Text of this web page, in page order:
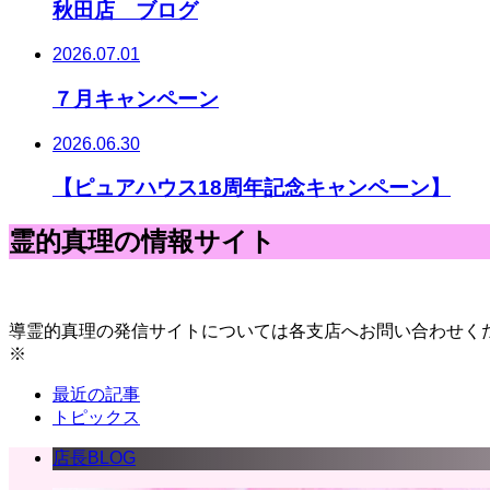
秋田店 ブログ
2026.07.01
７月キャンペーン
2026.06.30
【ピュアハウス18周年記念キャンペーン】
霊的真理の情報サイト
導霊的真理の発信サイトについては各支店へお問い合わせく
※
最近の記事
トピックス
店長BLOG